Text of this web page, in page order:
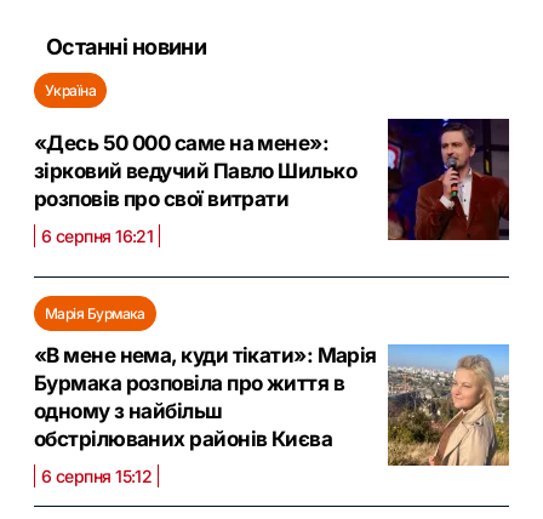
Останні новини
Україна
«Десь 50 000 саме на мене»:
зірковий ведучий Павло Шилько
розповів про свої витрати
6 серпня 16:21
Марія Бурмака
«В мене нема, куди тікати»: Марія
Бурмака розповіла про життя в
одному з найбільш
обстрілюваних районів Києва
6 серпня 15:12